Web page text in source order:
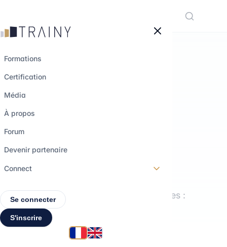
Formations
Certification
Média
À propos
Forum
Devenir partenaire
Connect
Se connecter
S'inscrire
Comprendre les
Explorer les
parcours.
Interviews, formations, décryptages :
tout pour construire ton projet
professionnel.